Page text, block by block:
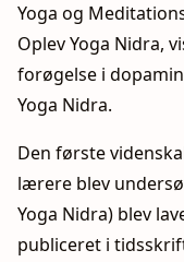
Yoga og
Oplev Yoga Nidra,
forøgelse i
Yoga Nidra.
Den første
lærere blev
Yoga Nidra) blev
publiceret i